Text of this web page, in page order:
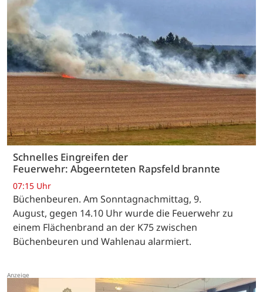
Schnelles Eingreifen der
Feuerwehr: Abgeernteten Rapsfeld brannte
07:15 Uhr
Büchenbeuren. Am Sonntagnachmittag, 9.
August, gegen 14.10 Uhr wurde die Feuerwehr zu
einem Flächenbrand an der K75 zwischen
Büchenbeuren und Wahlenau alarmiert.